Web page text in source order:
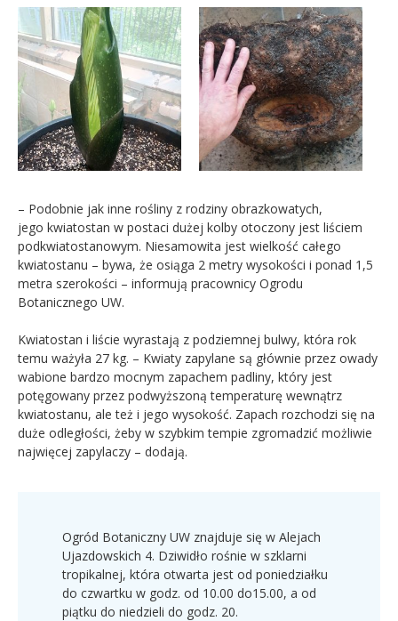
– Podobnie jak inne rośliny z rodziny obrazkowatych,
jego kwiatostan w postaci dużej kolby otoczony jest liściem
podkwiatostanowym. Niesamowita jest wielkość całego
kwiatostanu – bywa, że osiąga 2 metry wysokości i ponad 1,5
metra szerokości – informują pracownicy Ogrodu
Botanicznego UW.
Kwiatostan i liście wyrastają z podziemnej bulwy, która rok
temu ważyła 27 kg. – Kwiaty zapylane są głównie przez owady
wabione bardzo mocnym zapachem padliny, który jest
potęgowany przez podwyższoną temperaturę wewnątrz
kwiatostanu, ale też i jego wysokość. Zapach rozchodzi się na
duże odległości, żeby w szybkim tempie zgromadzić możliwie
najwięcej zapylaczy – dodają.
Ogród Botaniczny UW znajduje się w Alejach
Ujazdowskich 4. Dziwidło rośnie w szklarni
tropikalnej, która otwarta jest od poniedziałku
do czwartku w godz. od 10.00 do15.00, a od
piątku do niedzieli do godz. 20.